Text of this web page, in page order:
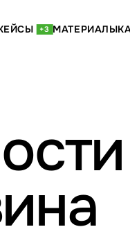
+3 МАТЕРИАЛЫ